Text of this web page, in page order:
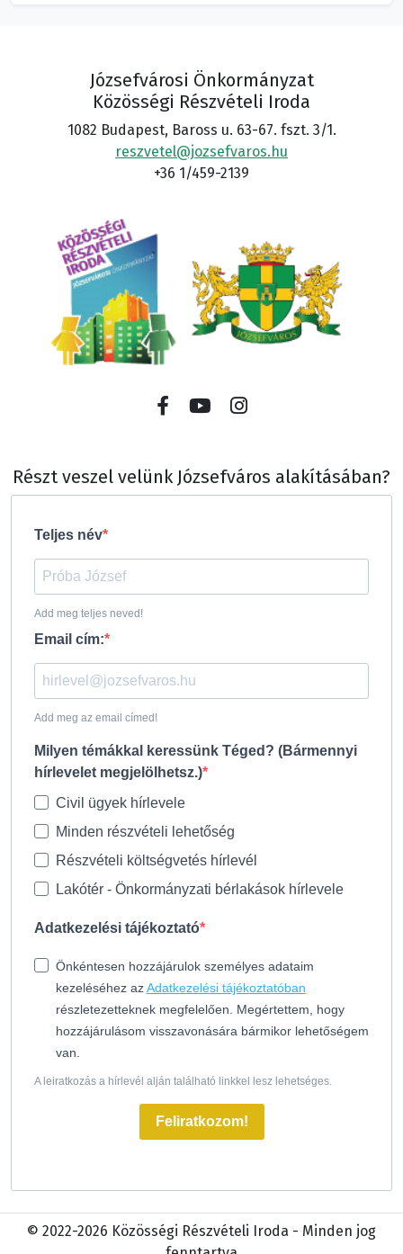
Józsefvárosi Önkormányzat
Közösségi Részvételi Iroda
1082 Budapest, Baross u. 63-67. fszt. 3/1.
reszvetel@jozsefvaros.hu
+36 1/459-2139
Részt veszel velünk Józsefváros alakításában?
Teljes név
Add meg teljes neved!
Email cím:
Add meg az email címed!
Milyen témákkal keressünk Téged? (Bármennyi
hírlevelet megjelölhetsz.)
Civil ügyek hírlevele
Minden részvételi lehetőség
Részvételi költségvetés hírlevél
Lakótér - Önkormányzati bérlakások hírlevele
Adatkezelési tájékoztató
Önkéntesen hozzájárulok személyes adataim
kezeléséhez azAdatkezelési tájékoztatóban
részletezetteknek megfelelően. Megértettem, hogy
hozzájárulásom visszavonására bármikor lehetőségem
van.
A leiratkozás a hírlevél alján található linkkel lesz lehetséges.
Feliratkozom!
© 2022-2026 Közösségi Részvételi Iroda - Minden jog